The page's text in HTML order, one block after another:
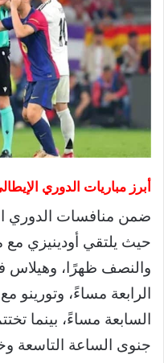
أبرز مباريات الدوري
ضمن منافسات الدوري
حيث يلتقي أودينيزي مع
والنصف ظهرًا، وهيلاس
الرابعة مساءً، وتورينو
السابعة مساءً، بينما
جنوى الساعة التاسعة